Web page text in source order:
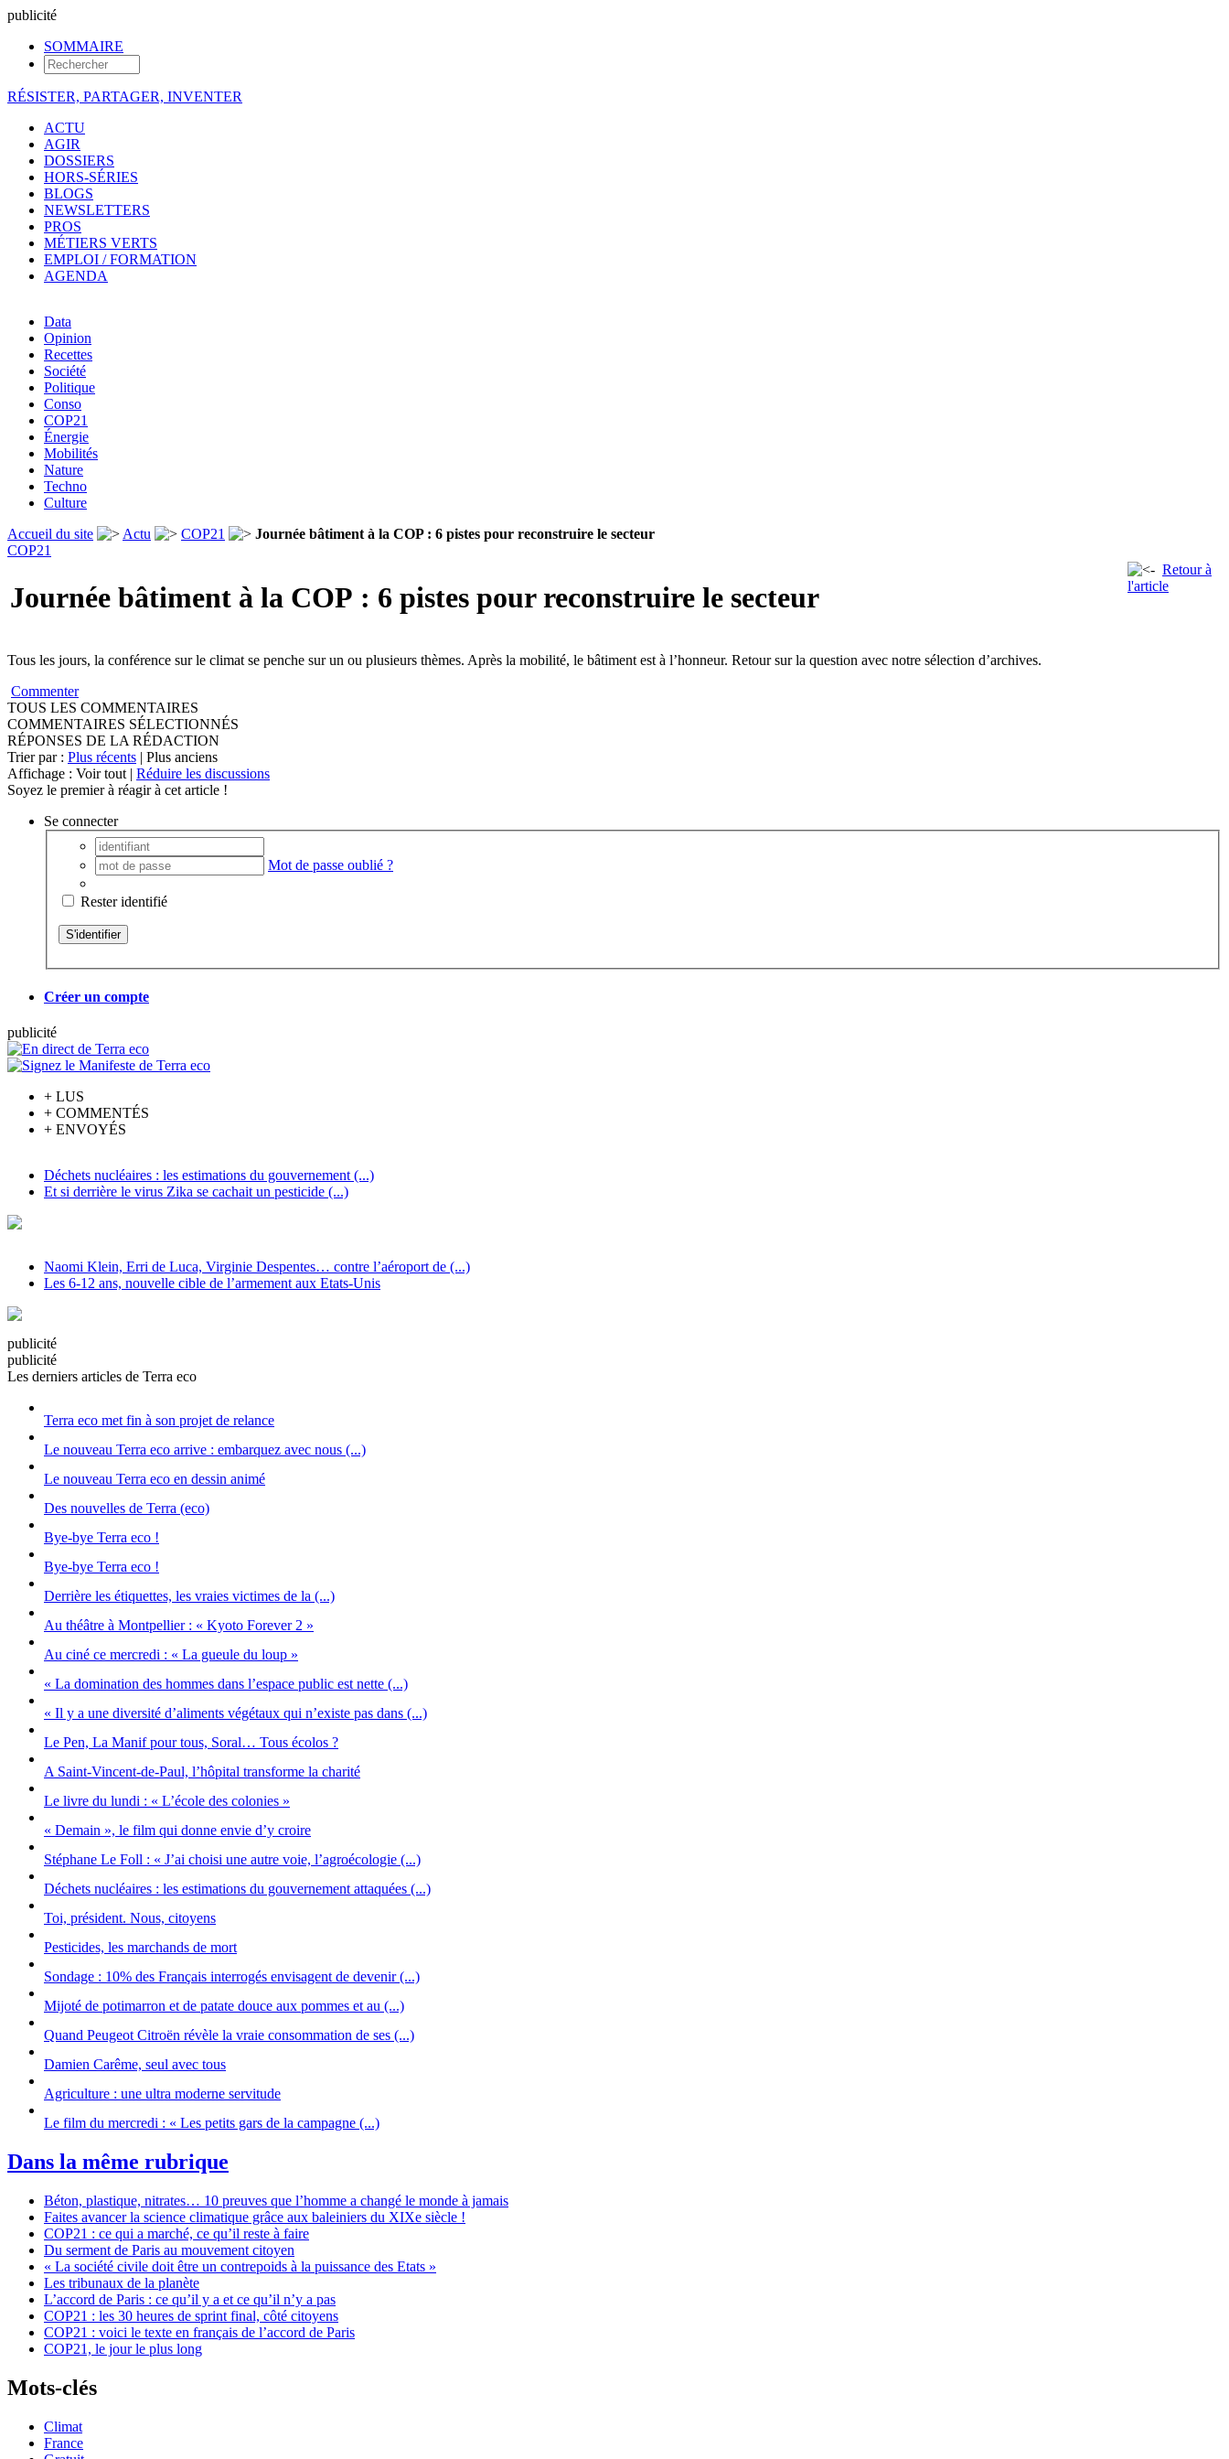
publicité
SOMMAIRE
RÉSISTER, PARTAGER, INVENTER
ACTU
AGIR
DOSSIERS
HORS-SÉRIES
BLOGS
NEWSLETTERS
PROS
MÉTIERS VERTS
EMPLOI / FORMATION
AGENDA
Data
Opinion
Recettes
Société
Politique
Conso
COP21
Énergie
Mobilités
Nature
Techno
Culture
Accueil du site
Actu COP21
Journée bâtiment à la COP : 6 pistes pour reconstruire le secteur
COP21
Journée bâtiment à la COP : 6 pistes pour reconstruire le secteur
Retour à
l'article
Tous les jours, la conférence sur le climat se penche sur un ou plusieurs thèmes. Après la mobilité, le bâtiment est à l’honneur. Retour sur la question avec notre sélection d’archives.
Commenter
TOUS LES COMMENTAIRES
COMMENTAIRES SÉLECTIONNÉS
RÉPONSES DE LA RÉDACTION
Trier par : Plus récents | Plus anciens
Affichage : Voir tout | Réduire les discussions
Soyez le premier à réagir à cet article !
Se connecter
Mot de passe oublié ?
Rester identifié
Créer un compte
publicité
+ LUS
+ COMMENTÉS
+ ENVOYÉS
Déchets nucléaires : les estimations du gouvernement (...)
Et si derrière le virus Zika se cachait un pesticide (...)
Naomi Klein, Erri de Luca, Virginie Despentes… contre l’aéroport de (...)
Les 6-12 ans, nouvelle cible de l’armement aux Etats-Unis
publicité
publicité
Les derniers articles de Terra eco
Terra eco met fin à son projet de relance
Le nouveau Terra eco arrive : embarquez avec nous (...)
Le nouveau Terra eco en dessin animé
Des nouvelles de Terra (eco)
Bye-bye Terra eco !
Bye-bye Terra eco !
Derrière les étiquettes, les vraies victimes de la (...)
Au théâtre à Montpellier : « Kyoto Forever 2 »
Au ciné ce mercredi : « La gueule du loup »
« La domination des hommes dans l’espace public est nette (...)
« Il y a une diversité d’aliments végétaux qui n’existe pas dans (...)
Le Pen, La Manif pour tous, Soral… Tous écolos ?
A Saint-Vincent-de-Paul, l’hôpital transforme la charité
Le livre du lundi : « L’école des colonies »
« Demain », le film qui donne envie d’y croire
Stéphane Le Foll : « J’ai choisi une autre voie, l’agroécologie (...)
Déchets nucléaires : les estimations du gouvernement attaquées (...)
Toi, président. Nous, citoyens
Pesticides, les marchands de mort
Sondage : 10% des Français interrogés envisagent de devenir (...)
Mijoté de potimarron et de patate douce aux pommes et au (...)
Quand Peugeot Citroën révèle la vraie consommation de ses (...)
Damien Carême, seul avec tous
Agriculture : une ultra moderne servitude
Le film du mercredi : « Les petits gars de la campagne (...)
Dans la même rubrique
Béton, plastique, nitrates… 10 preuves que l’homme a changé le monde à jamais
Faites avancer la science climatique grâce aux baleiniers du XIXe siècle !
COP21 : ce qui a marché, ce qu’il reste à faire
Du serment de Paris au mouvement citoyen
« La société civile doit être un contrepoids à la puissance des Etats »
Les tribunaux de la planète
L’accord de Paris : ce qu’il y a et ce qu’il n’y a pas
COP21 : les 30 heures de sprint final, côté citoyens
COP21 : voici le texte en français de l’accord de Paris
COP21, le jour le plus long
Mots-clés
Climat
France